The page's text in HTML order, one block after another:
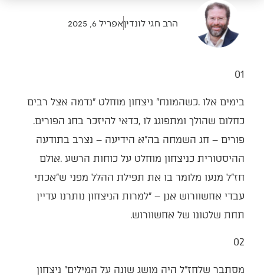
הרב חגי לונדיןאפריל 6, 2025
01‭ ‬
בימים‭ ‬אלו‭. ‬כשהמונח‭ ‬‮"‬ניצחון‭ ‬מוחלט‮"‬‭ ‬נדמה‭ ‬אצל‭ ‬רבים‭
‬כחלום‭ ‬שהולך‭ ‬ומתפוגג‭ ‬לו‭, ‬כדאי‭ ‬להיזכר‭ ‬בחג‭ ‬הפורים‭.
‬ההיסטורית‭ ‬כניצחון‭ ‬מוחלט‭ ‬על‭ ‬כוחות‭ ‬הרשע‭. ‬אולם‭
‬חז"ל‭ ‬מנעו‭ ‬מלומר‭ ‬בו‭ ‬את‭ ‬תפילת‭ ‬ההלל‭ ‬מפני‭ ‬ש"אכתי‭
‬עבדי‭ ‬אחשוורוש‭ ‬אנן‮"‬‭ ‬‮–‬‭ ‬למרות‭ ‬הניצחון‭ ‬נותרנו‭ ‬עדיין‭
‬תחת‭ ‬שלטונו‭ ‬של‭ ‬אחשוורוש‭.‬
02‭ ‬
מסתבר‭ ‬שלחז"ל‭ ‬היה‭ ‬מושג‭ ‬שונה‭ ‬על‭ ‬המילים‭ ‬‮"‬ניצחון‭